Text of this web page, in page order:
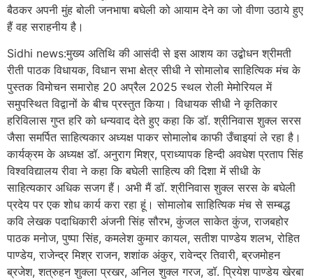
बैठकर अपनी मुंह बोली जनभाषा बघेली को आयाम देने का जो वीणा उठाये हुए
हैं वह सराहनीय है।
Sidhi news:मुख्य अतिथि की आसंदी से इस आशय का उद्बोधन श्रीमती
रीती पाठक विधायक, विधान सभा क्षेत्र सीधी ने सोमालोब साहित्यिक मंच के
पुस्तक विमोचन समारोह 20 अप्रैल 2025 स्थल रोली मेमोरियल में
समुपस्थित विद्वानों के बीच प्रस्तुत किया। विधायक सीधी ने कृतिकार
हरिविलास गुप्त हरि को धन्यवाद देते हुए कहा कि डॉ. श्रीनिवास शुक्ल सरस
जैसा समर्पित साहित्यकार अध्यक्ष पाकर सोमालोब काफी उँचाइयां ले रहा है।
कार्यक्रम के अध्यक्ष डॉ. अनुराग मिश्र, प्राध्यापक हिन्दी अवधेश प्रताप सिंह
विश्वविद्यालय रीवा ने कहा कि बघेली साहित्य की दिशा में सीधी के
साहित्यकार अधिक सजग हैं। अभी मैं डॉ. श्रीनिवास शुक्ल सरस के बघेली
प्रदेय पर एक शोध कार्य करा रहा हूं। सोमालोब साहित्यिक मंच से सम्बद्ध
कवि लेखक पदाधिकारी अंजनी सिंह सौरभ, कुंजल साकेत कुंज, राजबहोर
पाठक मनोज, पुष्पा सिंह, कमलेश कुमार कायल, सतीश पाण्डेय शलभ, रोहित
पाण्डेय, राजेन्द्र मिश्र राजन, शशांक अंकुर, रावेन्द्र तिवारी, ब्रजमोहन
ब्रजेश, शत्रुहन शुक्ला प्रखर, अनिल शुक्ल गरज, डॉ. प्रियेशपाण्डेय खेरबा